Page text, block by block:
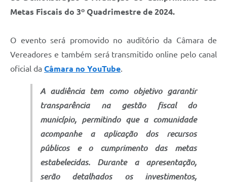
Metas Fiscais do 3º Quadrimestre de 2024.
O evento será promovido no auditório da Câmara de
Vereadores e também será transmitido online pelo canal
oficial da Câmara no YouTube.
A audiência tem como objetivo garantir
transparência na gestão fiscal do
município, permitindo que a comunidade
acompanhe a aplicação dos recursos
públicos e o cumprimento das metas
estabelecidas. Durante a apresentação,
serão detalhados os investimentos,